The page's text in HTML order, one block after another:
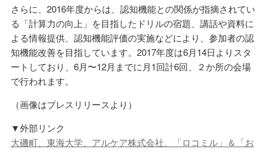
さらに、2016年度からは、認知機能との関係が指摘されてい
る「計算力の向上」を目指したドリルの宿題、講話や資料に
よる情報提供、認知機能評価の実施などにより、参加者の認
知機能改善を目指しています。2017年度は6月14日よりスタ
ートしており、6月〜12月までに月1回計6回、２か所の会場
で行われます。
（画像はプレスリリースより）
▼外部リンク
大磯町、東海大学、アルケア株式会社、「ロコミル」＆「お